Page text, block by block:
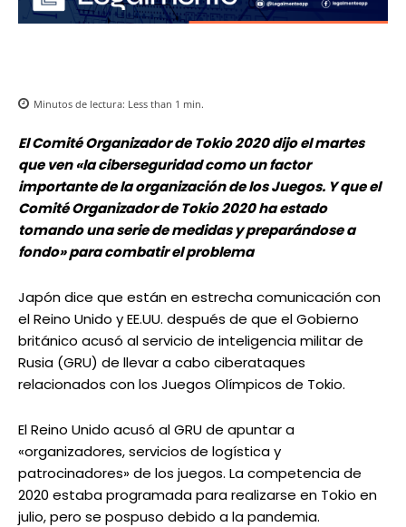
Minutos de lectura: Less than 1 min.
El Comité Organizador de Tokio 2020 dijo el martes
que ven «la ciberseguridad como un factor
importante de la organización de los Juegos. Y que el
Comité Organizador de Tokio 2020 ha estado
tomando una serie de medidas y preparándose a
fondo» para combatir el problema
Japón dice que están en estrecha comunicación con
el Reino Unido y EE.UU. después de que el Gobierno
británico acusó al servicio de inteligencia militar de
Rusia (GRU) de llevar a cabo ciberataques
relacionados con los Juegos Olímpicos de Tokio.
El Reino Unido acusó al GRU de apuntar a
«organizadores, servicios de logística y
patrocinadores» de los juegos. La competencia de
2020 estaba programada para realizarse en Tokio en
julio, pero se pospuso debido a la pandemia.